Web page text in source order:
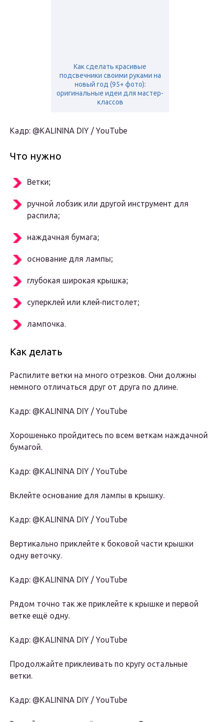
Как сделать красивые
подсвечники своими руками на
новый год (95+ фото):
оригинальные идеи для мастер-
классов
Кадр: @KALININA DIY / YouTube
Что нужно
Ветки;
ручной лобзик или другой инструмент для
распила;
наждачная бумага;
основание для лампы;
глубокая широкая крышка;
суперклей или клей‑пистолет;
лампочка.
Как делать
Распилите ветки на много отрезков. Они должны
немного отличаться друг от друга по длине.
Кадр: @KALININA DIY / YouTube
Хорошенько пройдитесь по всем веткам наждачной
бумагой.
Кадр: @KALININA DIY / YouTube
Вклейте основание для лампы в крышку.
Кадр: @KALININA DIY / YouTube
Вертикально приклейте к боковой части крышки
одну веточку.
Кадр: @KALININA DIY / YouTube
Рядом точно так же приклейте к крышке и первой
ветке ещё одну.
Кадр: @KALININA DIY / YouTube
Продолжайте приклеивать по кругу остальные
ветки.
Кадр: @KALININA DIY / YouTube